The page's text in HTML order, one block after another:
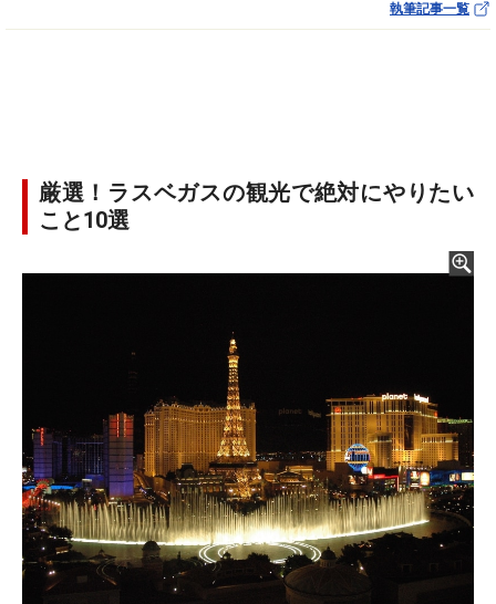
執筆記事一覧
厳選！ラスベガスの観光で絶対にやりたい
こと10選